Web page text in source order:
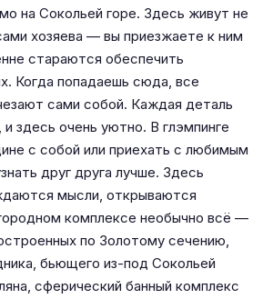
на Сокольей горе. Здесь живут не
хозяева — вы приезжаете к ним
стараются обеспечить
Когда попадаешь сюда, все
сами собой. Каждая деталь
здесь очень уютно. В глэмпинге
с собой или приехать с любимым
друг друга лучше. Здесь
мысли, открываются
комплексе необычно всё —
по Золотому сечению,
бьющего из-под Сокольей
сферический банный комплекс